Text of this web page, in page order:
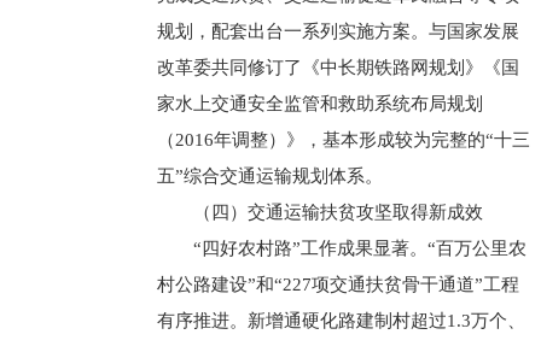
规划，配套出台一系列实施方案。与国家发展
改革委共同修订了《中长期铁路网规划》《国
家水上交通安全监管和救助系统布局规划
（2016年调整）》，基本形成较为完整的“十三
五”综合交通运输规划体系。
（四）交通运输扶贫攻坚取得新成效
“四好农村路”工作成果显著。“百万公里农
村公路建设”和“227项交通扶贫骨干通道”工程
有序推进。新增通硬化路建制村超过1.3万个、